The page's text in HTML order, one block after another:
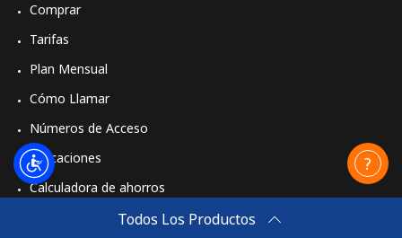
Todos Los Productos
Comprar
Tarifas
Plan Mensual
Cómo Llamar
Números de Acceso
Aplicaciones
Calculadora de ahorros